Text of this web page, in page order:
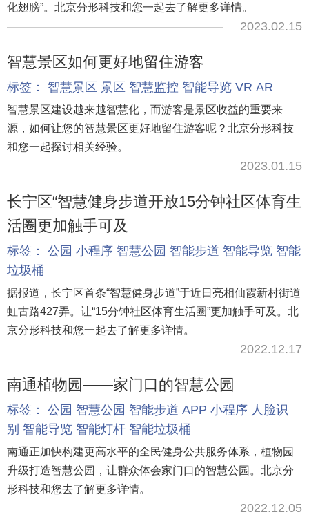
化翅膀”。北京分形科技和您一起去了解更多详情。
2023.02.15
智慧景区如何更好地留住游客
标签： 智慧景区 景区 智慧监控 智能导览 VR AR
智慧景区建设越来越智慧化，而游客是景区收益的重要来
源，如何让您的智慧景区更好地留住游客呢？北京分形科技
和您一起探讨相关经验。
2023.01.15
长宁区“智慧健身步道开放15分钟社区体育生
活圈更加触手可及
标签： 公园 小程序 智慧公园 智能步道 智能导览 智能
垃圾桶
据报道，长宁区首条“智慧健身步道”于近日亮相仙霞新村街道
虹古路427弄。让“15分钟社区体育生活圈”更加触手可及。北
京分形科技和您一起去了解更多详情。
2022.12.17
南通植物园——家门口的智慧公园
标签： 公园 智慧公园 智能步道 APP 小程序 人脸识
别 智能导览 智能灯杆 智能垃圾桶
南通正加快构建更高水平的全民健身公共服务体系，植物园
升级打造智慧公园，让群众体会家门口的智慧公园。北京分
形科技和您去了解更多详情。
2022.12.05